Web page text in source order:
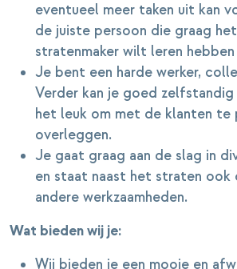
eventueel meer taken uit kan
de juiste persoon die graag
stratenmaker wilt leren
Je bent een harde werker,
Verder kan je goed zelfstandig
het leuk om met de klanten te
overleggen.
Je gaat graag aan de slag in
en staat naast het straten ook
andere werkzaamheden.
Wat bieden wij je:
Wij bieden je een mooie en